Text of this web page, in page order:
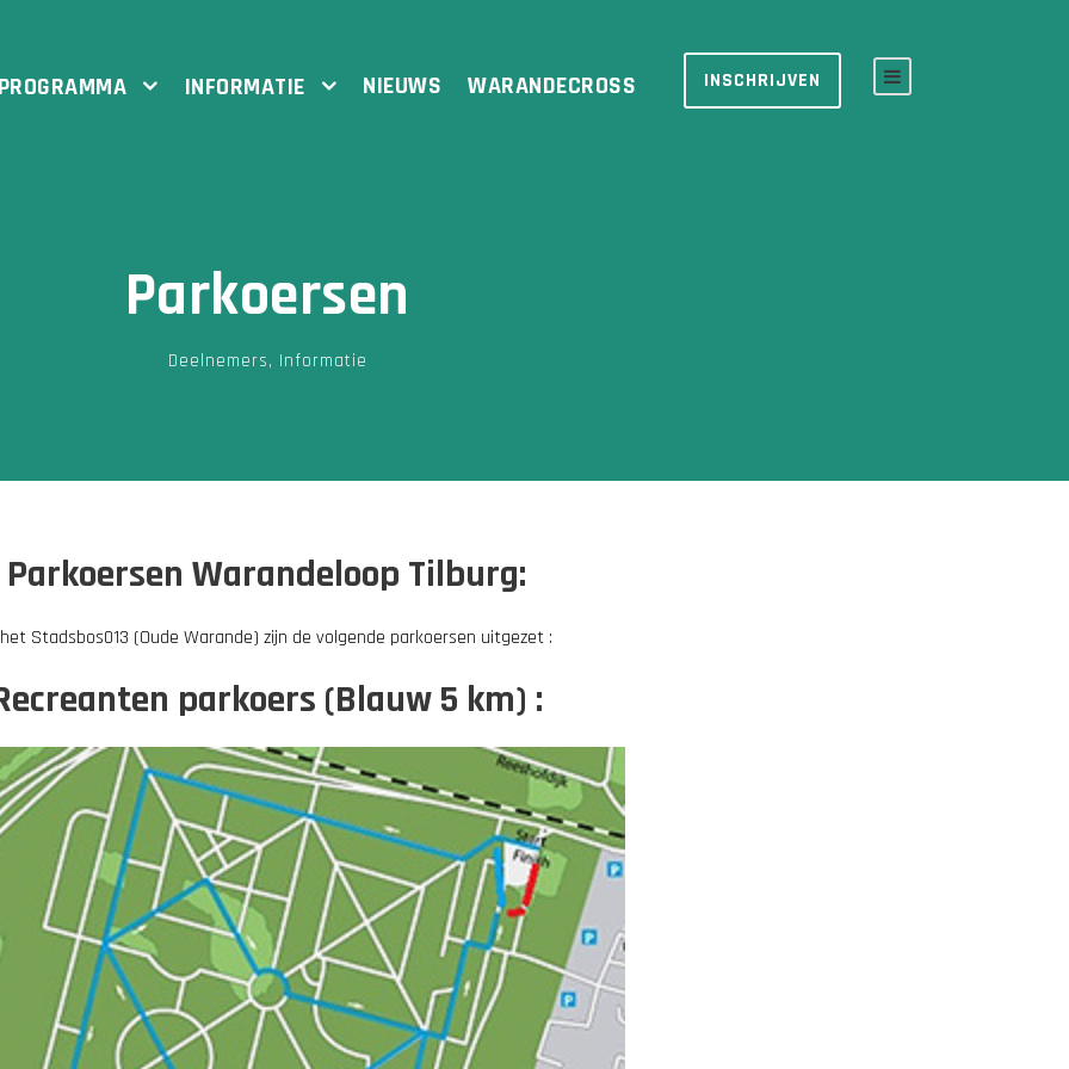
INFORMATIE NIEUWS WARANDECROSS INSCHRIJVEN
Parkoersen
Deelnemers, Informatie
Parkoersen Warandeloop Tilburg:
Stadsbos013 (Oude Warande) zijn de volgende parkoersen uitgezet :
parkoers (Blauw 5 km) :